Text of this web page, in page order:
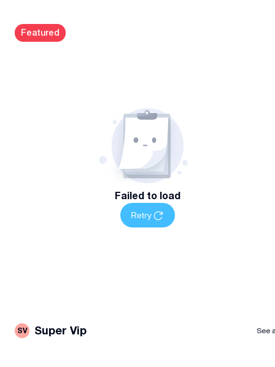
Featured
Failed to load
Retry
SV Super Vip See